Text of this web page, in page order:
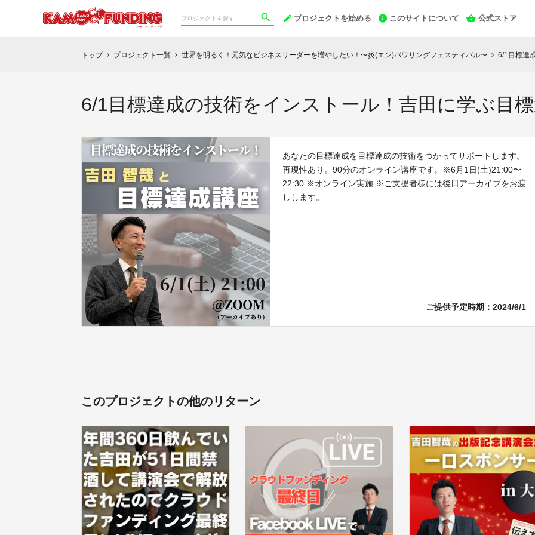
プロジェクトを始める このサイトについて 公式ストア
トップ chevron_right プロジェクト一覧 chevron_right 世界を明るく！元気なビジネスリーダーを増やしたい！〜炎(エン)パワリングフェスティバル〜 chevron_right 6/1目標達
6/1目標達成の技術をインストール！吉田に学ぶ目
あなたの目標達成を目標達成の技術をつかってサポートします。
再現性あり。90分のオンライン講座です。※6月1日(土)21:00〜
22:30 ※オンライン実施 ※ご支援者様には後日アーカイブをお渡
しします。
ご提供予定時期：2024/6/1
このプロジェクトの他のリターン